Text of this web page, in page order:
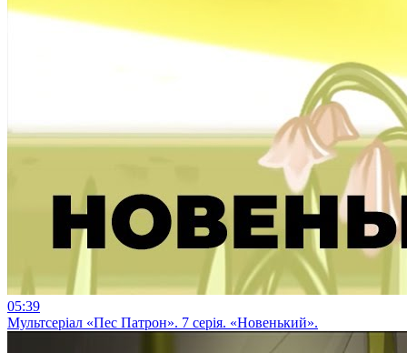
05:39
Мультсеріал «Пес Патрон». 7 серія. «Новенький».